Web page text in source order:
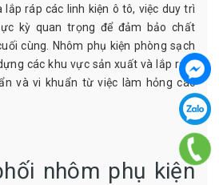
lắp ráp các linh kiện ô tô, việc duy trì
kỳ quan trọng để đảm bảo chất
cùng. Nhôm phụ kiện phòng sạch
các khu vực sản xuất và lắp ráp,
và vi khuẩn từ việc làm hỏng các
nhôm phụ kiện